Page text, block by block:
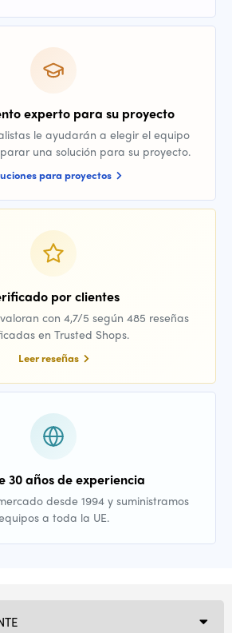
experto para su proyecto
le ayudarán a elegir el equipo
una solución para su proyecto.
para proyectos
por clientes
con 4,7/5 según 485 reseñas
en Trusted Shops.
Leer reseñas
30 años de experiencia
desde 1994 y suministramos
a toda la UE.